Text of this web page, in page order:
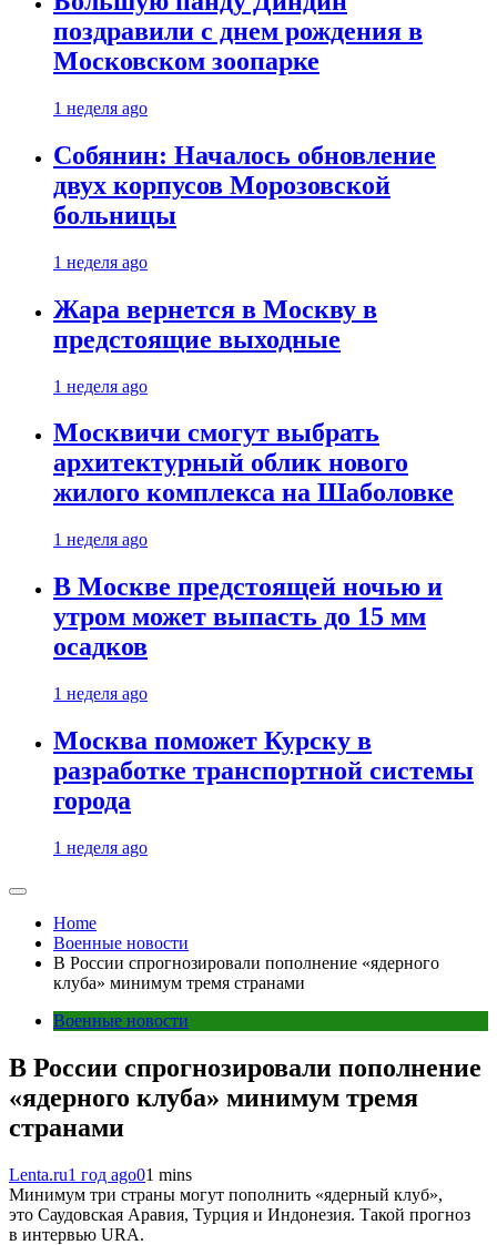
поздравили с днем рождения в
Московском зоопарке
1 неделя ago
Собянин: Началось обновление
двух корпусов Морозовской
больницы
1 неделя ago
Жара вернется в Москву в
предстоящие выходные
1 неделя ago
Москвичи смогут выбрать
архитектурный облик нового
жилого комплекса на Шаболовке
1 неделя ago
В Москве предстоящей ночью и
утром может выпасть до 15 мм
осадков
1 неделя ago
Москва поможет Курску в
разработке транспортной системы
города
1 неделя ago
Home
Военные новости
В России спрогнозировали пополнение «ядерного
клуба» минимум тремя странами
Военные новости
В России спрогнозировали пополнение
«ядерного клуба» минимум тремя
странами
Lenta.ru1 год ago01 mins
Минимум три страны могут пополнить «ядерный клуб»,
это Саудовская Аравия, Турция и Индонезия. Такой прогноз
в интервью URA.